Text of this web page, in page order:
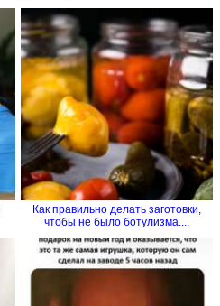
Как правильно делать заготовки,
чтобы не было ботулизма....